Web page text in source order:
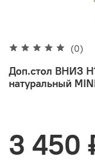
(0)
Доп.стол ВНИЗ
натуральный
3 450